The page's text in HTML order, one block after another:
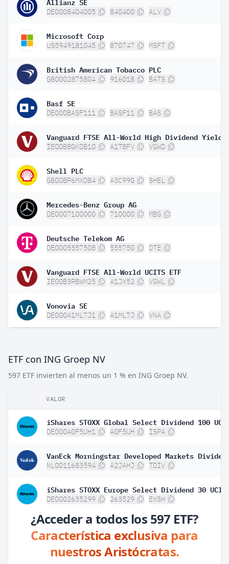
DE0008404005 840400 ALV
Microsoft Corp
US5949181045 870747 MSFT
British American Tobacco PLC
GB0002875804 916018 BATS
Basf SE
DE000BASF111 BASF11 BAS
IE00B8GKDB10 A1T8FV VGWD
Shell PLC
GB00BP6MXD84 A3C99G SHEL
Mercedes-Benz Group AG
DE0007100000 710000 MBG
Deutsche Telekom AG
DE0005557508 555750 DTE
Vanguard FTSE All-World UCITS ETF
IE00B3RBWM25 A1JX52 VGWL
Vonovia SE
DE000A1ML7J1 A1ML7J VNA
ETF con ING Groep NV
597 ETF invierten al menos un 1 % en ING Groep NV.
VALOR
DE000A0F5UH1 A0F5UH ISPA
NL0011683594 A2JAHJ TDIV
DE0002635299 263529 EXSH
¿Acceder a todos los 597 ETF?
Característica exclusiva para
nuestros Aristócratas.